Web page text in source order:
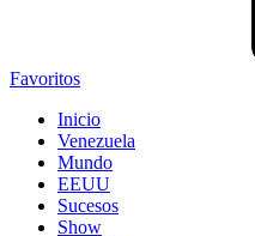
Favoritos
Inicio
Venezuela
Mundo
EEUU
Sucesos
Show